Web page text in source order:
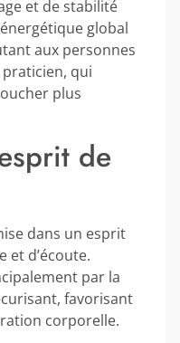
et de stabilité
global
aux personnes
praticien, qui
plus
de
dans un esprit
et d’écoute.
par la
favorisant
corporelle.